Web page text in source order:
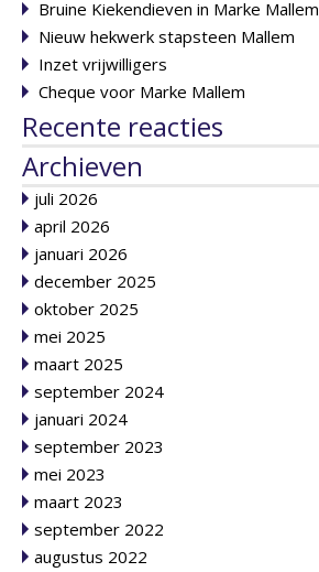
Bruine Kiekendieven in Marke Mallem
Nieuw hekwerk stapsteen Mallem
Inzet vrijwilligers
Cheque voor Marke Mallem
Recente reacties
Archieven
juli 2026
april 2026
januari 2026
december 2025
oktober 2025
mei 2025
maart 2025
september 2024
januari 2024
september 2023
mei 2023
maart 2023
september 2022
augustus 2022